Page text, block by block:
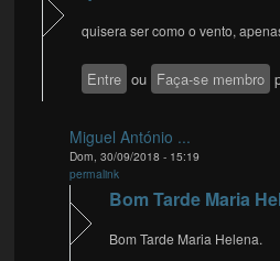
quisera ser como o vento,
Entre ou Faça-se membro
Miguel António ...
Dom, 30/09/2018 - 15:19
permalink
Bom Tarde Maria
Bom Tarde Maria Helena.